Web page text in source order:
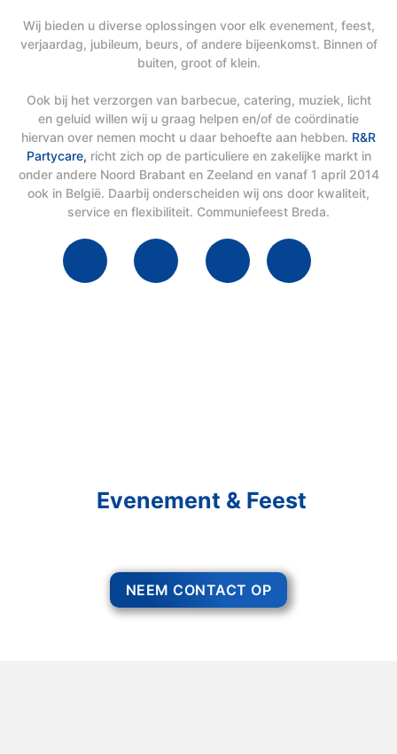
Wij bieden u diverse oplossingen voor elk evenement, feest,
verjaardag, jubileum, beurs, of andere bijeenkomst. Binnen of
buiten, groot of klein.
Ook bij het verzorgen van barbecue, catering, muziek, licht
en geluid willen wij u graag helpen en/of de coördinatie
hiervan over nemen mocht u daar behoefte aan hebben. R&R
Partycare, richt zich op de particuliere en zakelijke markt in
onder andere Noord Brabant en Zeeland en vanaf 1 april 2014
ook in België. Daarbij onderscheiden wij ons door kwaliteit,
service en flexibiliteit. Communiefeest Breda.
Evenement & Feest
NEEM CONTACT OP